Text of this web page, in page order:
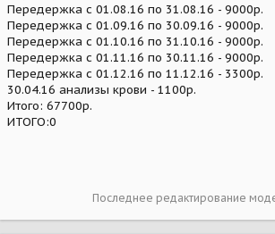
Передержка с 01.08.16 по 31.08.16 - 9000р.
Передержка с 01.09.16 по 30.09.16 - 9000р.
Передержка с 01.10.16 по 31.10.16 - 9000р.
Передержка с 01.11.16 по 30.11.16 - 9000р.
Передержка с 01.12.16 по 11.12.16 - 3300р.
30.04.16 анализы крови - 1100р.
Итого: 67700р.
ИТОГО:0
Последнее редактирование